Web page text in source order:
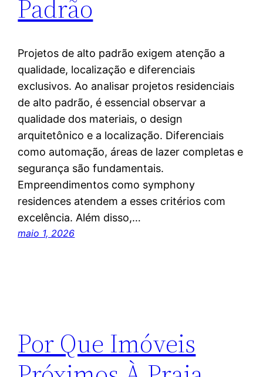
Padrão
Projetos de alto padrão exigem atenção a
qualidade, localização e diferenciais
exclusivos. Ao analisar projetos residenciais
de alto padrão, é essencial observar a
qualidade dos materiais, o design
arquitetônico e a localização. Diferenciais
como automação, áreas de lazer completas e
segurança são fundamentais.
Empreendimentos como symphony
residences atendem a esses critérios com
excelência. Além disso,…
maio 1, 2026
Por Que Imóveis